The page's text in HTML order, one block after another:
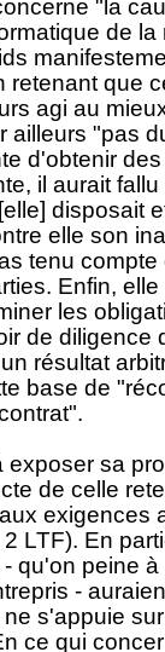
"la
de
retenant que
agi au
ailleurs "pas
d'obtenir
il aurait
disposait
elle son
tenu
Enfin,
les
de diligence
résultat
base de
exposer sa
de celle
exigences
LTF). En
qu'on peine
-
s'appuie
ce qui